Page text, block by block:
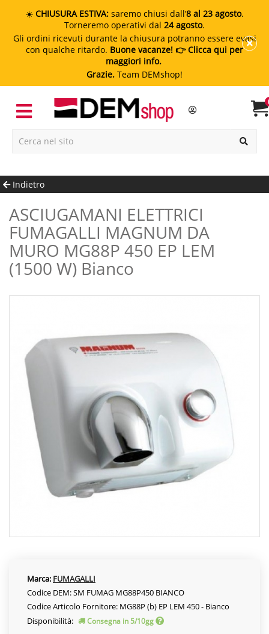
☀️ CHIUSURA ESTIVA: saremo chiusi dall’8 al 23 agosto.
Torneremo operativi dal 24 agosto.
Gli ordini ricevuti durante la chiusura potranno essere evasi
con qualche ritardo. Buone vacanze! 👉 Clicca qui per
maggiori info.
Grazie. Team DEMshop!
Indietro
ASCIUGAMANI ELETTRICI
FUMAGALLI MAGNUM DA
MURO MG88P 450 EP LEM
(1500 W) Bianco
Marca: FUMAGALLI
Codice DEM: SM FUMAG MG88P450 BIANCO
Codice Articolo Fornitore: MG88P (b) EP LEM 450 - Bianco
Disponibilità:
Consegna in 5/10gg